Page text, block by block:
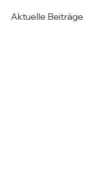
Aktuelle Beiträge